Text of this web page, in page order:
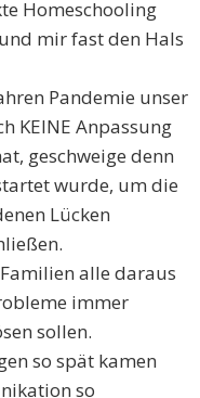
Homeschooling
mir fast den Hals
Pandemie unser
KEINE Anpassung
geschweige denn
wurde, um die
Lücken
alle daraus
immer
sollen.
so spät kamen
so